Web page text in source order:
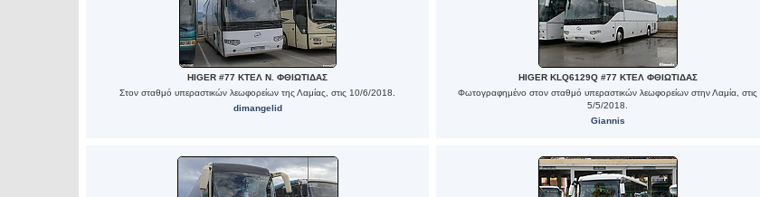
HIGER #77 ΚΤΕΛ Ν. ΦΘΙΩΤΙΔΑΣ
Στον σταθμό υπεραστικών λεωφορείων της Λαμίας, στις 10/6/2018.
dimangelid
HIGER KLQ6129Q #77 ΚΤΕΛ ΦΘΙΩΤΙΔΑΣ
Φωτογραφημένο στον σταθμό υπεραστικών λεωφορείων στην Λαμία, στις
5/5/2018.
Giannis